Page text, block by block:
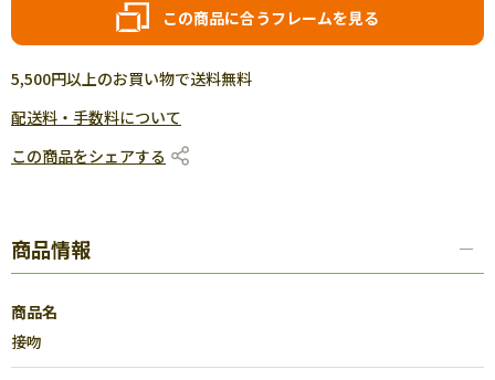
この商品に合うフレームを見る
5,500円以上のお買い物で送料無料
配送料・手数料について
この商品をシェアする
商品情報
商品名
接吻